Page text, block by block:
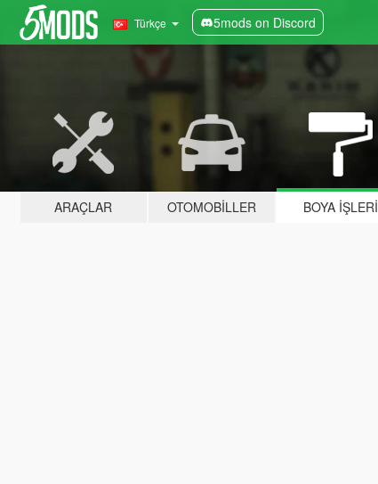
Türkçe 5mods on Discord
ARAÇLAR OTOMOBILLER BOYA İŞLERI